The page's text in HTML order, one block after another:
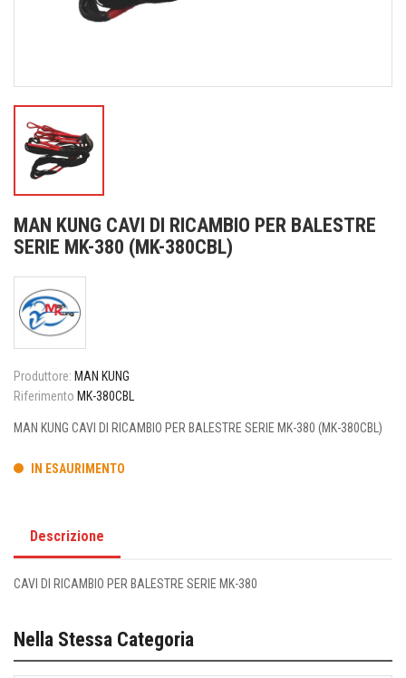
MAN KUNG CAVI DI RICAMBIO PER BALESTRE
SERIE MK-380 (MK-380CBL)
Produttore: MAN KUNG
Riferimento MK-380CBL
MAN KUNG CAVI DI RICAMBIO PER BALESTRE SERIE MK-380 (MK-380CBL)
IN ESAURIMENTO
Descrizione
CAVI DI RICAMBIO PER BALESTRE SERIE MK-380
Nella Stessa Categoria